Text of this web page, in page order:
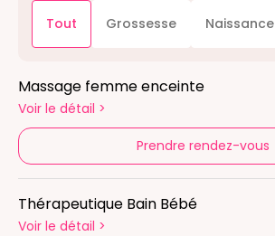
Tout Grossesse Naissance
Massage femme enceinte
Voir le détail >
Prendre rendez-vous
Thérapeutique Bain Bébé
Voir le détail >